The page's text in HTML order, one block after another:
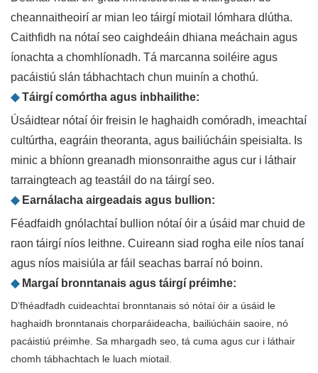
cheannaitheoirí ar mian leo táirgí miotail lómhara dlútha.
Caithfidh na nótaí seo caighdeáin dhiana meáchain agus
íonachta a chomhlíonadh. Tá marcanna soiléire agus
pacáistiú slán tábhachtach chun muinín a chothú.
◆Táirgí comórtha agus inbhailithe:
Úsáidtear nótaí óir freisin le haghaidh comóradh, imeachtaí
cultúrtha, eagráin theoranta, agus bailiúcháin speisialta. Is
minic a bhíonn greanadh mionsonraithe agus cur i láthair
tarraingteach ag teastáil do na táirgí seo.
◆Earnálacha airgeadais agus bullion:
Féadfaidh gnólachtaí bullion nótaí óir a úsáid mar chuid de
raon táirgí níos leithne. Cuireann siad rogha eile níos tanaí
agus níos maisiúla ar fáil seachas barraí nó boinn.
◆Margaí bronntanais agus táirgí préimhe:
D’fhéadfadh cuideachtaí bronntanais só nótaí óir a úsáid le
haghaidh bronntanais chorparáideacha, bailiúcháin saoire, nó
pacáistiú préimhe. Sa mhargadh seo, tá cuma agus cur i láthair
chomh tábhachtach le luach miotail.